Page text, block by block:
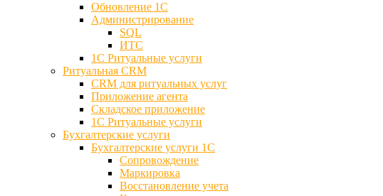
Обновление 1С
Администрирование
SQL
ИТС
1С Ритуальные услуги
Ритуальная CRM
CRM для ритуальных услуг
Приложение агента
Складское приложение
1С Ритуальные услуги
Бухгалтерские услуги
Бухгалтерские услуги 1С
Сопровождение
Маркировка
Восстановление учета